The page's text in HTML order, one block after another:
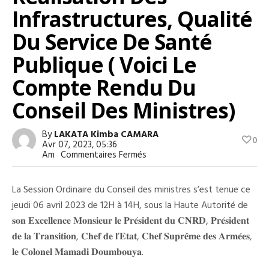
Infrastructures, Qualité
Du Service De Santé
Publique ( Voici Le
Compte Rendu Du
Conseil Des Ministres)
ByLAKATA Kimba CAMARA
Avr 07, 2023, 05:36
Am Commentaires Fermés
Exécution
Budget,
Réalisation
Des
Infrastructures,
Qualité
Du
Service
0
La Session Ordinaire du Conseil des ministres s’est tenue ce
jeudi 06 avril 2023 de 12H à 14H, sous la Haute Autorité de
𝐬𝐨𝐧 𝐄𝐱𝐜𝐞𝐥𝐥𝐞𝐧𝐜𝐞 𝐌𝐨𝐧𝐬𝐢𝐞𝐮𝐫 𝐥𝐞 𝐏𝐫𝐞́𝐬𝐢𝐝𝐞𝐧𝐭 𝐝𝐮 𝐂𝐍𝐑𝐃, 𝐏𝐫𝐞́𝐬𝐢𝐝𝐞𝐧𝐭
𝐝𝐞 𝐥𝐚 𝐓𝐫𝐚𝐧𝐬𝐢𝐭𝐢𝐨𝐧, 𝐂𝐡𝐞𝐟 𝐝𝐞 𝐥’𝐄𝐭𝐚𝐭, 𝐂𝐡𝐞𝐟 𝐒𝐮𝐩𝐫𝐞̂𝐦𝐞 𝐝𝐞𝐬 𝐀𝐫𝐦𝐞́𝐞𝐬,
𝐥𝐞 𝐂𝐨𝐥𝐨𝐧𝐞𝐥 𝐌𝐚𝐦𝐚𝐝𝐢 𝐃𝐨𝐮𝐦𝐛𝐨𝐮𝐲𝐚.